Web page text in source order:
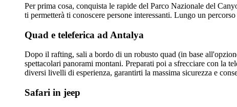
Per prima cosa, conquista le rapide del Parco Nazionale del
ti permetterà ti conoscere persone interessanti. Lungo un
Quad e teleferica ad Antalya
Dopo il rafting, sali a bordo di un robusto quad (in base
spettacolari panorami montani. Preparati poi a sfrecciare con la
diversi livelli di esperienza, garantirti la massima sicurezza e
Safari in jeep